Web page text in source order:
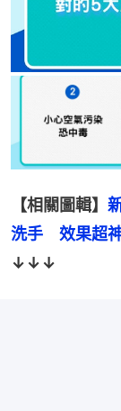
【相關圖輯】
洗手　效果超
↓↓↓